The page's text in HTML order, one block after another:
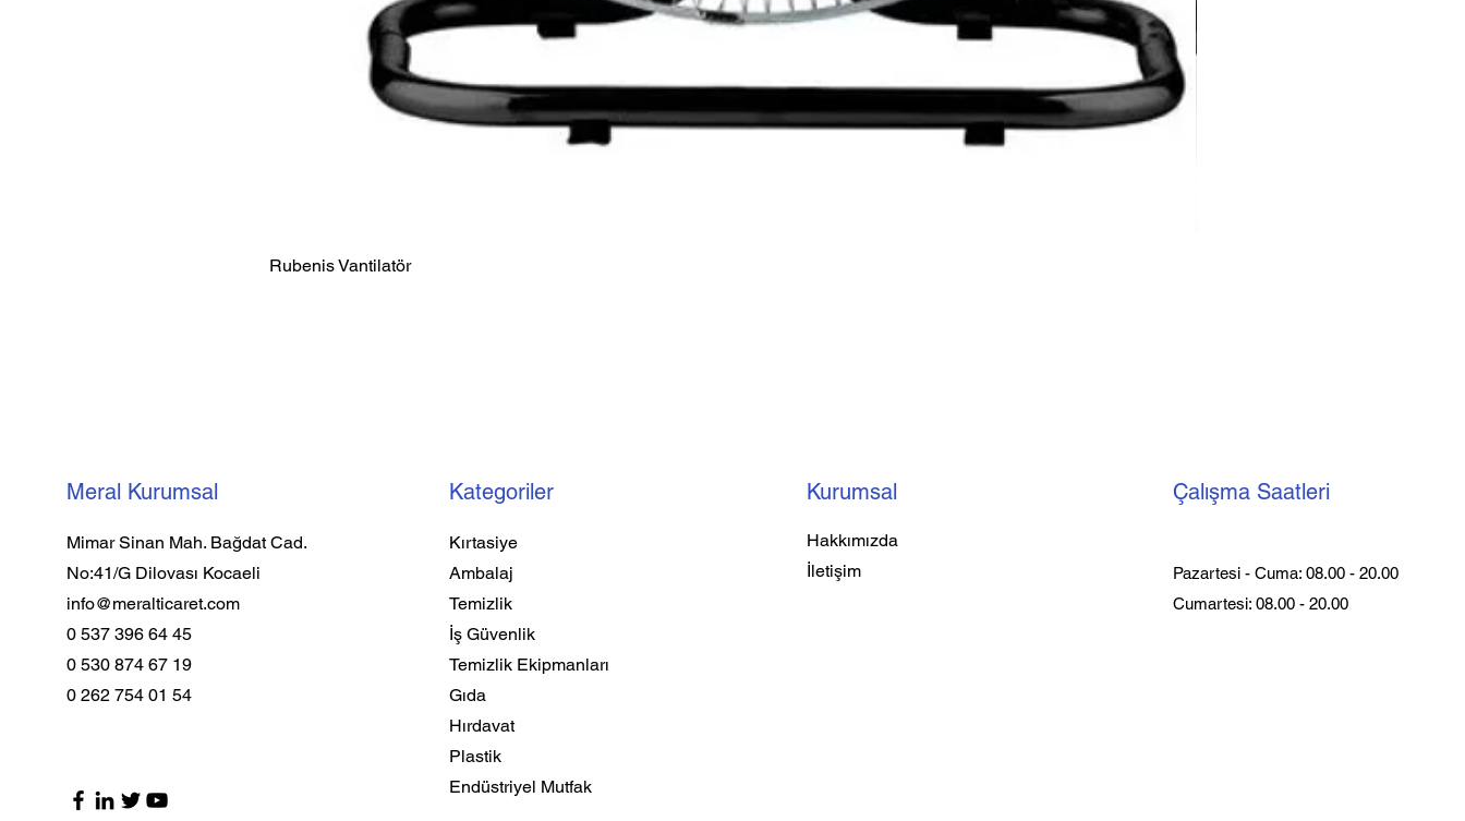
Rubenis Vantilatör
Meral Kurumsal
Mimar Sinan Mah. Bağdat Cad.
No:41/G Dilovası Kocaeli
info@meralticaret.com
0 537 396 64 45
0 530 874 67 19
0 262 754 01 54
Kategoriler
Kırtasiye
Ambalaj
Temizlik
İş Güvenlik
Temizlik Ekipmanları
Gıda
Hırdavat
Plastik
Endüstriyel Mutfak
Kurumsal
Hakkımızda
İletişim
Çalışma Saatleri
Pazartesi - Cuma: 08.00 - 20.00
Cumartesi: 08.00 - 20.00